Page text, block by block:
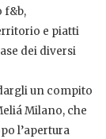
f&b,
e piatti
dei diversi
un compito
Milano, che
l’apertura